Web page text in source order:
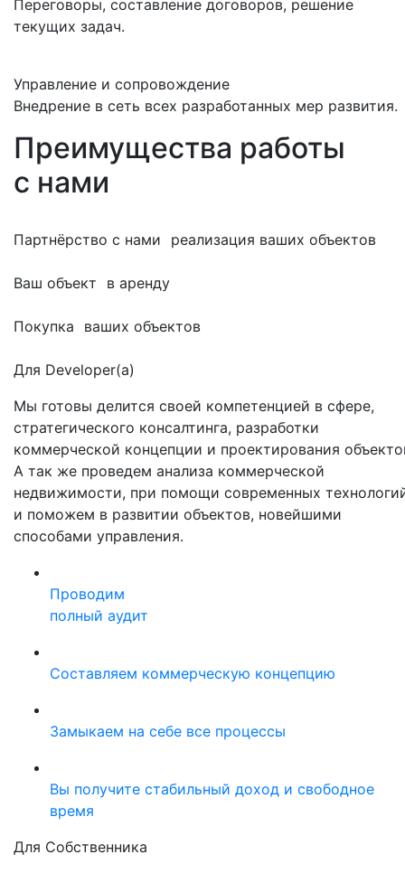
Переговоры, составление договоров, решение
текущих задач.
Управление и сопровождение
Внедрение в сеть всех разработанных мер развития.
Преимущества работы
с нами
Партнёрство с нами реализация ваших объектов
Ваш объект в аренду
Покупка ваших объектов
Для Developer(а)
Мы готовы делится своей компетенцией в сфере,
стратегического консалтинга, разработки
коммерческой концепции и проектирования
А так же проведем анализа коммерческой
недвижимости, при помощи современных
и поможем в развитии объектов, новейшими
способами управления.
Проводим
полный аудит
Составляем коммерческую концепцию
Замыкаем на себе все процессы
Вы получите стабильный доход и свободное
время
Для Cобственника